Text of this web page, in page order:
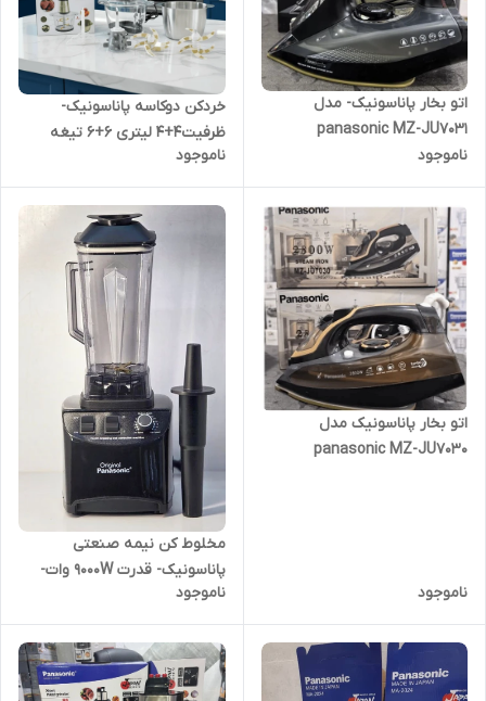
اتو بخار پاناسونیک- مدل
panasonic MZ-JU7031
ناموجود
خردکن دوکاسه پاناسونیک-
ظرفیت۴+۴ لیتری ۶+۶ تیغه
تیتانیوم طلایی سیرپوست کن و‌
همزن -3 کاره- 3000W وات
مدلSL-2024
ناموجود
اتو بخار پاناسونیک مدل
panasonic MZ-JU7030
ناموجود
مخلوط کن نیمه صنعتی
پاناسونیک- قدرت 9000W وات-
مدل M.N 2024
ناموجود